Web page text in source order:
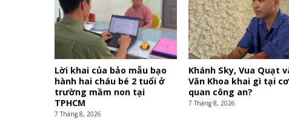
Lời khai của bảo mẫu bạo
hành hai cháu bé 2 tuổi ở
trường mầm non tại
TPHCM
7 Tháng 8, 2026
Khánh Sky, Vua Quạt
Văn Khoa khai gì tại cơ
quan công an?
7 Tháng 8, 2026